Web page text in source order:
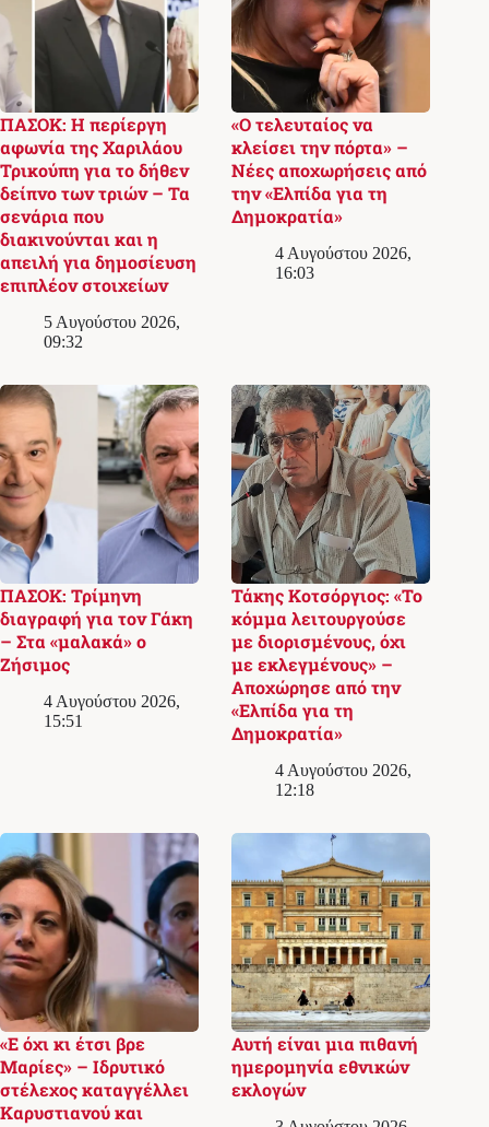
ΠΑΣΟΚ: Η περίεργη
αφωνία της Χαριλάου
Τρικούπη για το δήθεν
δείπνο των τριών – Τα
σενάρια που
διακινούνται και η
απειλή για δημοσίευση
επιπλέον στοιχείων
5 Αυγούστου 2026,
09:32
«Ο τελευταίος να
κλείσει την πόρτα» –
Νέες αποχωρήσεις από
την «Ελπίδα για τη
Δημοκρατία»
4 Αυγούστου 2026,
16:03
ΠΑΣΟΚ: Τρίμηνη
διαγραφή για τον Γάκη
– Στα «μαλακά» ο
Ζήσιμος
4 Αυγούστου 2026,
15:51
Τάκης Κοτσόργιος: «Το
κόμμα λειτουργούσε
με διορισμένους, όχι
με εκλεγμένους» –
Αποχώρησε από την
«Ελπίδα για τη
Δημοκρατία»
4 Αυγούστου 2026,
12:18
«Ε όχι κι έτσι βρε
Μαρίες» – Ιδρυτικό
στέλεχος καταγγέλλει
Καρυστιανού και
Αυτή είναι μια πιθανή
ημερομηνία εθνικών
εκλογών